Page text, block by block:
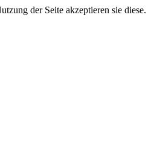
der Seite akzeptieren sie diese.